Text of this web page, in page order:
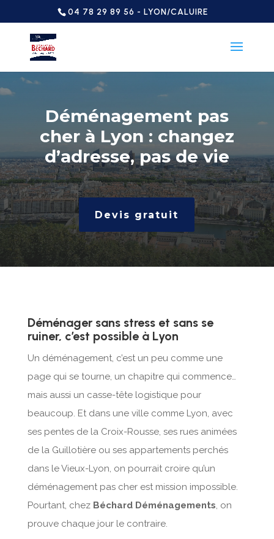
04 78 29 89 56 - LYON/CALUIRE
Déménagement pas
cher à Lyon : changez
d’adresse, pas de vie
Devis gratuit
Déménager sans stress et sans se
ruiner, c’est possible à Lyon
Un déménagement, c’est un peu comme une
page qui se tourne, un chapitre qui commence…
mais aussi un casse-tête logistique pour
beaucoup. Et dans une ville comme Lyon, avec
ses pentes de la Croix-Rousse, ses rues animées
de la Guillotière ou ses appartements perchés
dans le Vieux-Lyon, on pourrait croire qu’un
déménagement pas cher est mission impossible.
Pourtant, chez Béchard Déménagements, on
prouve chaque jour le contraire.